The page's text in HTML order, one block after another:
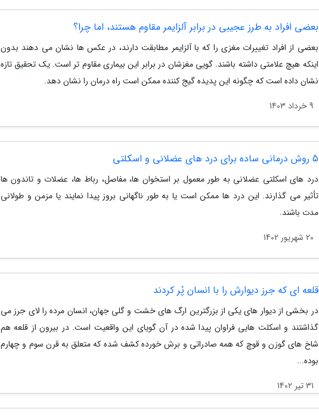
بعضی افراد به طرز عجیبی در برابر آلزایمر مقاوم هستند، اما چرا؟
بعضی از افراد تغییرات مغزی را که با آلزایمر مطابقت دارند، در عکس ها نشان می دهند بدون
اینکه هیچ علامتی داشته باشند. گویی مغزشان در برابر این بیماری مقاوم تر است. یک تحقیق تازه
نشان داده است که چگونه این پدیده گیج کننده ممکن است راه درمان را نشان دهد.
9 خرداد 1403
5 روش درمانی ساده برای درد های عضلانی و اسکلتی
درد های اسکلتی عضلانی به طور معمول بر استخوان ها، مفاصل، رباط ها، عضلات و تاندون ها
تأثیر می گذارند. این درد ها ممکن است یا به طور ناگهانی بروز پیدا نمایند یا مزمن و طولانی
مدت باشند.
20 شهریور 1402
قلعه ای که جرز دیوارش را با انسان پُر کردند
در بخشی از دیوار های یکی از بزرگترین ارگ های خشت و گلی جهان، انسان مرده را لای جرز می
گذاشتند و اسکلت هایی فراوان پیدا شده در آن گویای این واقعیت است. در بیرون از قلعه هم
شاخ های گوزن و قوچ که همه صادراتی و برش خورده کشف شده که متعلق به قرن سوم و چهارم
بوده...
31 تیر 1402